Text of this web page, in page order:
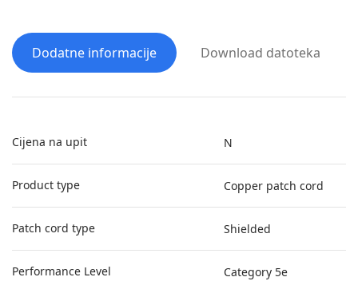
Dodatne informacije Download datoteka
Cijena na upit N
Product type Copper patch cord
Patch cord type Shielded
Performance Level Category 5e